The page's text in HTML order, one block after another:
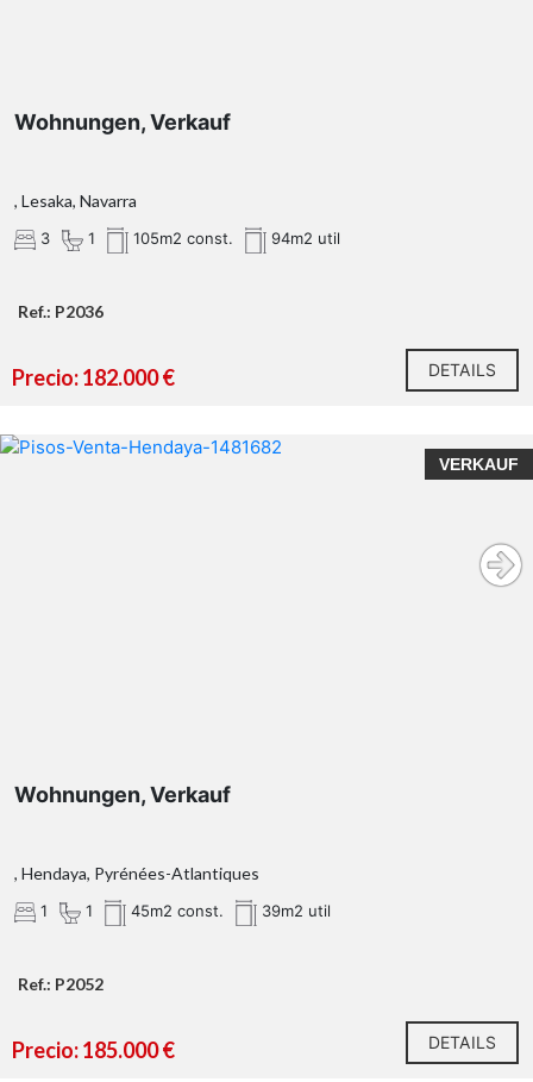
Wohnungen, Verkauf
, Lesaka, Navarra
3 1 105m2 const. 94m2 util
Ref.: P2036
Precio: 182.000 € DETAILS
VERKAUF
Wohnungen, Verkauf
, Hendaya, Pyrénées-Atlantiques
1 1 45m2 const. 39m2 util
Ref.: P2052
Precio: 185.000 € DETAILS